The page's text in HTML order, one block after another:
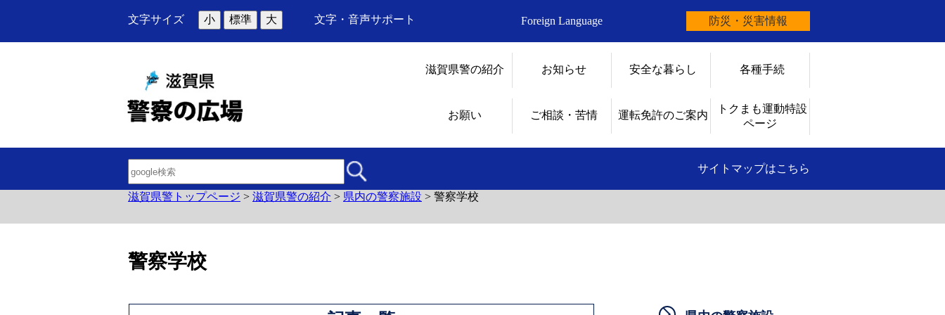
文字サイズ 小 標準 大 文字・音声サポート Foreign Language 防災・災害情報
滋賀県警の紹介 お知らせ 安全な暮らし 各種手続
お願い ご相談・苦情 運転免許のご案内
トクまも運動特設
ページ
サイトマップはこちら
滋賀県警トップページ > 滋賀県警の紹介 > 県内の警察施設 > 警察学校
警察学校